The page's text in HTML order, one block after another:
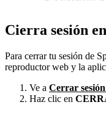
Cierra sesión
Para cerrar tu sesión de
reproductor web y la
Ve a Cerrar
Haz clic en